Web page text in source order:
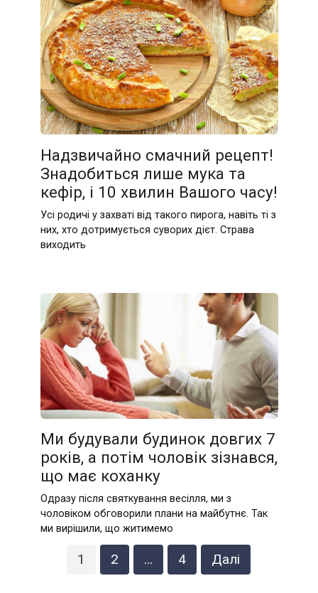
Надзвичайно смачний рецепт!
Знадобиться лише мука та
кефір, і 10 хвилин Вашого часу!
Усі родичі у захваті від такого пирога, навіть ті з
них, хто дотримується суворих дієт. Страва
виходить
Ми будували будинок довгих 7
років, а потім чоловік зізнався,
що має коханку
Одразу після святкування весілля, ми з
чоловіком обговорили плани на майбутнє. Так
ми вирішили, що житимемо
1 2 … 4 Далі